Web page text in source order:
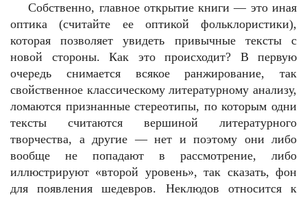
Собственно, главное открытие книги — это иная
оптика (считайте ее оптикой фольклористики),
которая позволяет увидеть привычные тексты с
новой стороны. Как это происходит? В первую
очередь снимается всякое ранжирование, так
свойственное классическому литературному анализу,
ломаются признанные стереотипы, по которым одни
тексты считаются вершиной литературного
творчества, а другие — нет и поэтому они либо
вообще не попадают в рассмотрение, либо
иллюстрируют «второй уровень», так сказать, фон
для появления шедевров. Неклюдов относится к